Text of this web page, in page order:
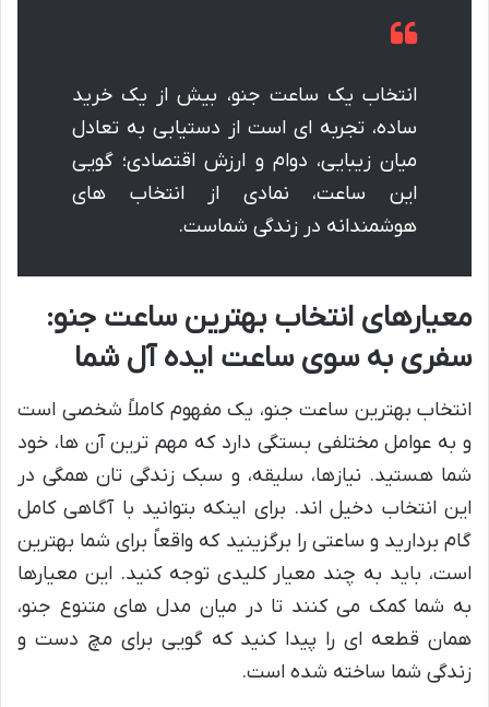
انتخاب یک ساعت جنو، بیش از یک خرید
ساده، تجربه ای است از دستیابی به تعادل
میان زیبایی، دوام و ارزش اقتصادی؛ گویی
این ساعت، نمادی از انتخاب های
هوشمندانه در زندگی شماست.
معیارهای انتخاب بهترین ساعت جنو:
سفری به سوی ساعت ایده آل شما
انتخاب بهترین ساعت جنو، یک مفهوم کاملاً شخصی است
و به عوامل مختلفی بستگی دارد که مهم ترین آن ها، خود
شما هستید. نیازها، سلیقه، و سبک زندگی تان همگی در
این انتخاب دخیل اند. برای اینکه بتوانید با آگاهی کامل
گام بردارید و ساعتی را برگزینید که واقعاً برای شما بهترین
است، باید به چند معیار کلیدی توجه کنید. این معیارها
به شما کمک می کنند تا در میان مدل های متنوع جنو،
همان قطعه ای را پیدا کنید که گویی برای مچ دست و
زندگی شما ساخته شده است.